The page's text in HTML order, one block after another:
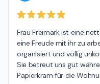
Frau Freimark ist eine
eine Freude mit ihr zu
organisiert und völlig
Sie betreut uns gut
Papierkram für die